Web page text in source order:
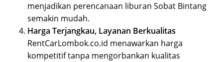
menjadikan perencanaan liburan Sobat Bintang
semakin mudah.
Harga Terjangkau, Layanan Berkualitas
RentCarLombok.co.id menawarkan harga
kompetitif tanpa mengorbankan kualitas